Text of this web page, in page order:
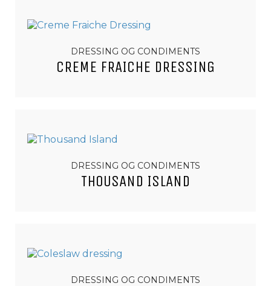
DRESSING OG CONDIMENTS
CREME FRAICHE DRESSING
DRESSING OG CONDIMENTS
THOUSAND ISLAND
DRESSING OG CONDIMENTS